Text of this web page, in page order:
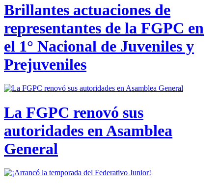
Brillantes actuaciones de
representantes de la FGPC en
el 1° Nacional de Juveniles y
Prejuveniles
La FGPC renovó sus
autoridades en Asamblea
General